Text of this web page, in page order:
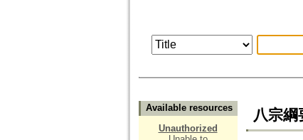
Available resources
Unauthorized
八宗綱